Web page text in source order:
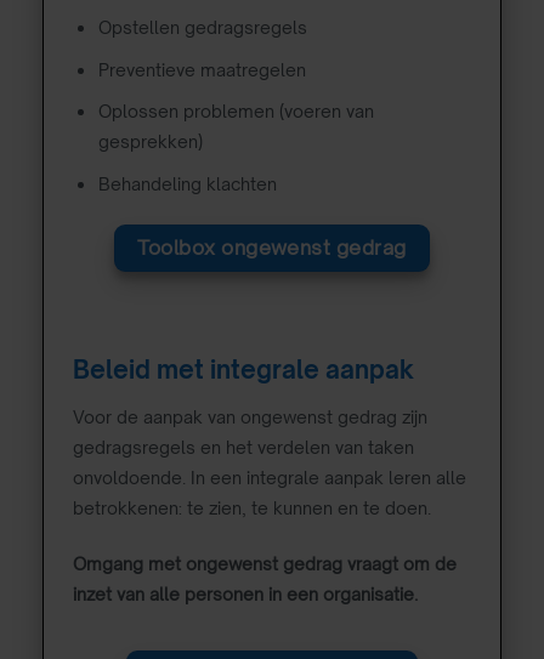
Opstellen gedragsregels
Preventieve maatregelen
Oplossen problemen (voeren van
gesprekken)
Behandeling klachten
Toolbox ongewenst gedrag
Beleid met integrale aanpak
Voor de aanpak van ongewenst gedrag zijn
gedragsregels en het verdelen van taken
onvoldoende. In een integrale aanpak leren alle
betrokkenen: te zien, te kunnen en te doen.
Omgang met ongewenst gedrag vraagt om de
inzet van alle personen in een organisatie.